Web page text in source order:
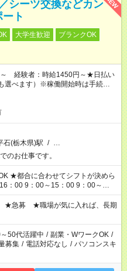
シーツ交換などカン
ト
大学生歓迎
ブランクOK
～ 経験者：時給1450円～★日払い
選べます）※稼働開始時は手続き完
石(栃木県)駅 / …
お仕事です。
めら
：00 9：00～15：00 9：00～
事と
案内できません ※法令に基づき、
への加入対象となります ※労働者
止）により、短時間・短期間の就
ります
★急募 ★職場が気に入れば、長期
50代活躍中 / 副業・WワークOK /
募集 / 電話対応なし / パソコンスキ